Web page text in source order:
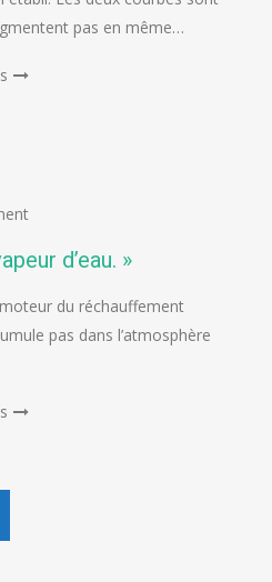
pas en même…
d’eau. »
moteur du réchauffement
pas dans l’atmosphère